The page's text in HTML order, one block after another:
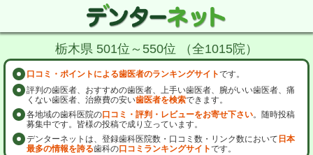
栃木県 501位～550位 （全1015院）
口コミ・ポイントによる歯医者のランキングサイトです。
評判の歯医者、おすすめの歯医者、上手い歯医者、腕がいい歯医者、痛
くない歯医者、治療費の安い歯医者を検索できます。
各地域の歯科医院の口コミ・評判・レビューをお寄せ下さい。随時投稿
募集中です。皆様の投稿で成り立っています。
デンターネットは、登録歯科医院数・口コミ数・リンク数において 日本
最多の情報を誇る歯科の口コミランキングサイトです。